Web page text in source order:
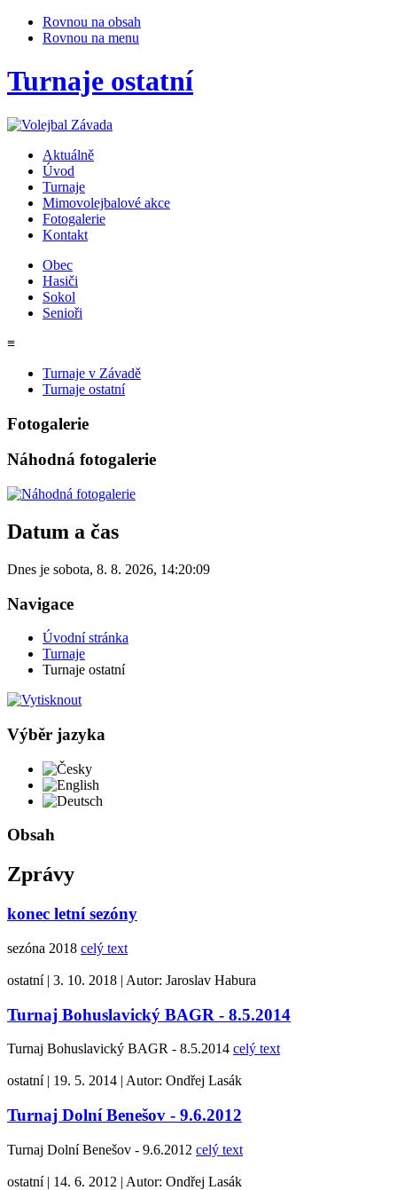
Rovnou na obsah
Rovnou na menu
Turnaje ostatní
Aktuálně
Úvod
Turnaje
Mimovolejbalové akce
Fotogalerie
Kontakt
Obec
Hasiči
Sokol
Senioři
≡
Turnaje v Závadě
Turnaje ostatní
Fotogalerie
Náhodná fotogalerie
Datum a čas
Dnes je sobota, 8. 8. 2026, 14:20:09
Navigace
Úvodní stránka
Turnaje
Turnaje ostatní
Výběr jazyka
Česky
Obsah
Zprávy
konec letní sezóny
sezóna 2018 celý text
ostatní | 3. 10. 2018 | Autor: Jaroslav Habura
Turnaj Bohuslavický BAGR - 8.5.2014
Turnaj Bohuslavický BAGR - 8.5.2014 celý text
ostatní | 19. 5. 2014 | Autor: Ondřej Lasák
Turnaj Dolní Benešov - 9.6.2012
Turnaj Dolní Benešov - 9.6.2012 celý text
ostatní | 14. 6. 2012 | Autor: Ondřej Lasák